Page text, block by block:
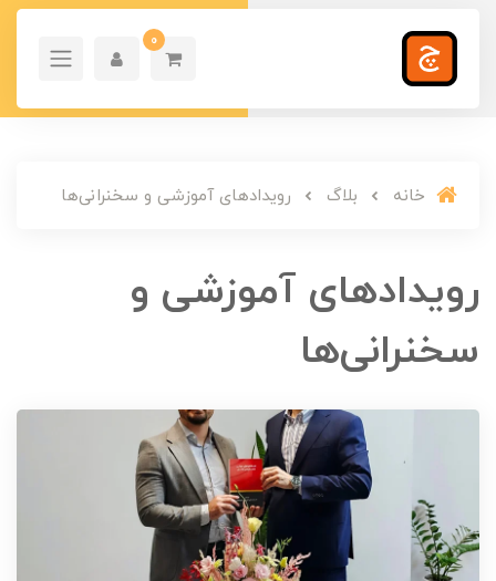
0
خانه بلاگ رویدادهای آموزشی و سخنرانی‌ها
رویدادهای آموزشی و
سخنرانی‌ها